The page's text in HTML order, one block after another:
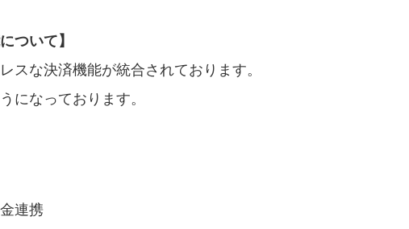
ついて】
スな決済機能が統合されております。
になっております。
連携